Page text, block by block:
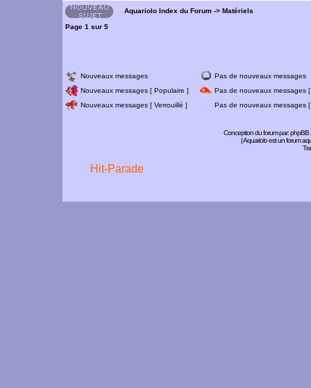
Aquariolo Index du Forum -> Matériels
Page 1 sur 5
Nouveaux messages
Pas de nouveaux messages
Nouveaux messages [ Populaire ]
Pas de nouveaux messages
Nouveaux messages [ Verrouillé ]
Pas de nouveaux messages [
Conception du forum par:phpBB
| Aquariolo est un forum